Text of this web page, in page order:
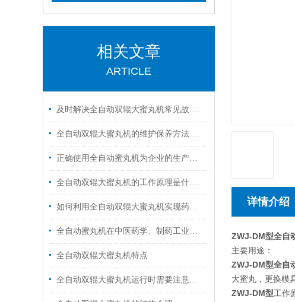
相关文章
ARTICLE
及时解决全自动双辊大蜜丸机常见故障有助于保障连续规范的生产
全自动双辊大蜜丸机的维护保养方法分享
正确使用全自动蜜丸机为企业的生产带来更多价值和效益
全自动双辊大蜜丸机的工作原理是什么？
如何利用全自动双辊大蜜丸机实现药品大规模生产？
全自动蜜丸机在中医药学、制药工业领域的应用
全自动双辊大蜜丸机特点
全自动双辊大蜜丸机运行时需要注意什么？
详情介绍
ZWJ-DM型全自
主要用途：
ZWJ-DM型全自
大蜜丸，更换模
ZWJ-DM型​工作